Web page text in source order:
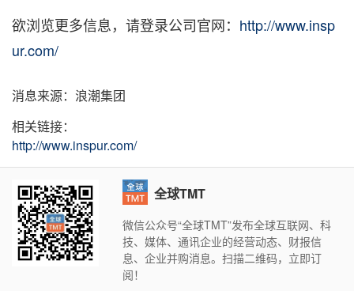
欲浏览更多信息，请登录公司官网： http://www.insp
ur.com/
消息来源：浪潮集团
相关链接：
http://www.inspur.com/
全球TMT
微信公众号“全球TMT”发布全球互联网、科
技、媒体、通讯企业的经营动态、财报信
息、企业并购消息。扫描二维码，立即订
阅！